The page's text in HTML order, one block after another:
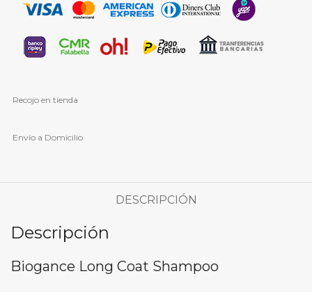
Recojo en tienda
Envío a Domicilio
DESCRIPCIÓN
Descripción
Biogance Long Coat Shampoo